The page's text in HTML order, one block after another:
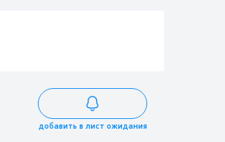
—
166 630
добавить в лист ожидания